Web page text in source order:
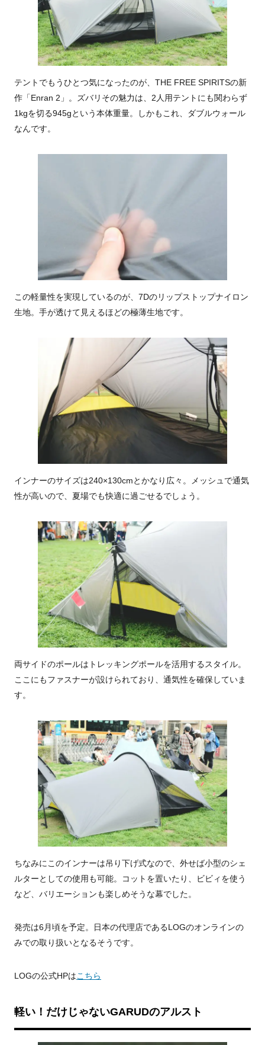
テントでもうひとつ気になったのが、THE FREE SPIRITSの新
作「Enran 2」。ズバリその魅力は、2人用テントにも関わらず
1kgを切る945gという本体重量。しかもこれ、ダブルウォール
なんです。
この軽量性を実現しているのが、7Dのリップストップナイロン
生地。手が透けて見えるほどの極薄生地です。
インナーのサイズは240×130cmとかなり広々。メッシュで通気
性が高いので、夏場でも快適に過ごせるでしょう。
両サイドのポールはトレッキングポールを活用するスタイル。
ここにもファスナーが設けられており、通気性を確保していま
す。
ちなみにこのインナーは吊り下げ式なので、外せば小型のシェ
ルターとしての使用も可能。コットを置いたり、ビビィを使う
など、バリエーションも楽しめそうな幕でした。
発売は6月頃を予定。日本の代理店であるLOGのオンラインの
みでの取り扱いとなるそうです。
LOGの公式HPはこちら
軽い！だけじゃないGARUDのアルスト